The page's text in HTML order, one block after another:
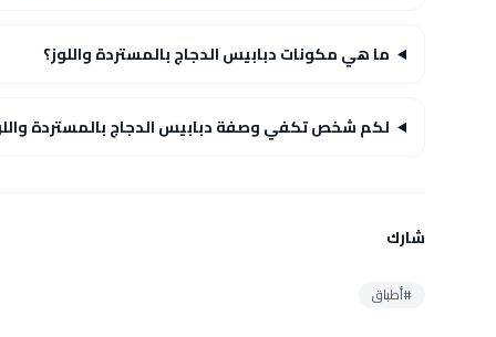
ما هي مكونات دبابيس الدجاج بالمستردة واللوز؟
لكم شخص تكفي وصفة دبابيس الدجاج بالمستردة
شارك
#أطباق